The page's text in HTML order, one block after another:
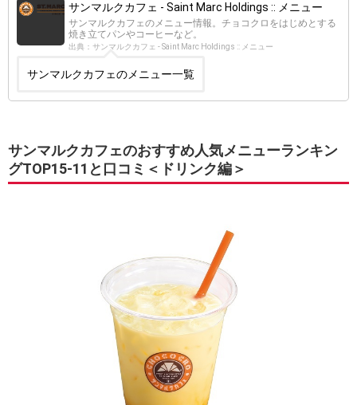
サンマルクカフェ - Saint Marc Holdings :: メニュー
サンマルクカフェのメニュー情報。チョコクロをはじめとする
焼き立てパンやコーヒーなど。
出典：サンマルクカフェ - Saint Marc Holdings :: メニュー
サンマルクカフェのメニュー一覧
サンマルクカフェのおすすめ人気メニューランキン
グTOP15-11と口コミ＜ドリンク編＞